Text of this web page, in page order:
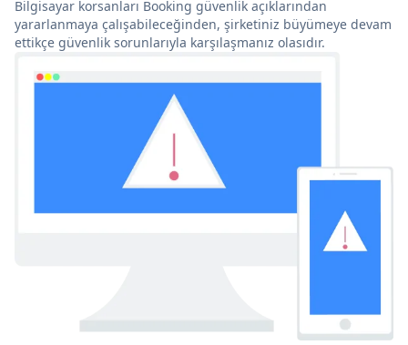
Bilgisayar korsanları Booking güvenlik açıklarından
yararlanmaya çalışabileceğinden, şirketiniz büyümeye devam
ettikçe güvenlik sorunlarıyla karşılaşmanız olasıdır.